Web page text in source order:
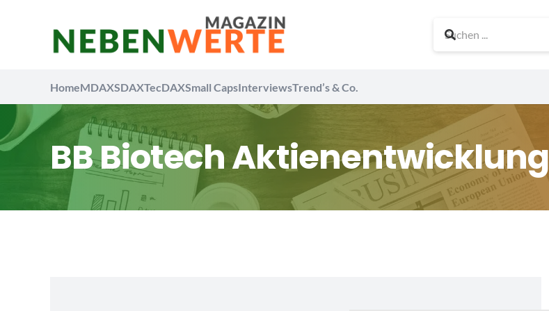
HomeMDAXSDAXTecDAXSmall CapsInterviewsTrend’s & Co.
BB Biotech Aktienentwicklung